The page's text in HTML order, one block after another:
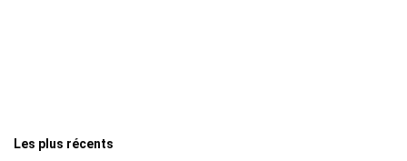
Les plus récents